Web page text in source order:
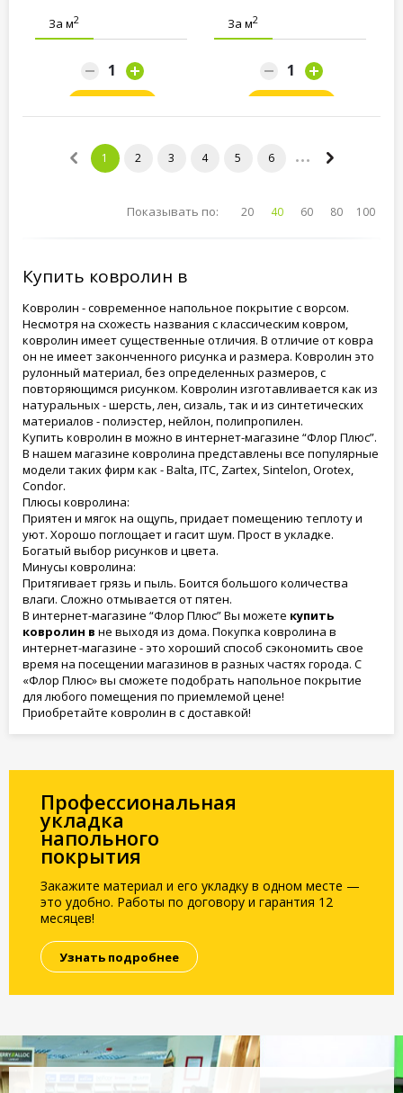
За м2 За м2
1 2 3 4 5 6
Показывать по: 20 40 60 80 100
Купить ковролин в
Ковролин - современное напольное покрытие с ворсом.
Несмотря на схожесть названия с классическим ковром,
ковролин имеет существенные отличия. В отличие от ковра
он не имеет законченного рисунка и размера. Ковролин это
рулонный материал, без определенных размеров, с
повторяющимся рисунком. Ковролин изготавливается как из
натуральных - шерсть, лен, сизаль, так и из синтетических
материалов - полиэстер, нейлон, полипропилен.
Купить ковролин в можно в интернет-магазине “Флор Плюс”.
В нашем магазине ковролина представлены все популярные
модели таких фирм как - Balta, ITC, Zartex, Sintelon, Orotex,
Condor.
Плюсы ковролина:
Приятен и мягок на ощупь, придает помещению теплоту и
уют. Хорошо поглощает и гасит шум. Прост в укладке.
Богатый выбор рисунков и цвета.
Минусы ковролина:
Притягивает грязь и пыль. Боится большого количества
влаги. Сложно отмывается от пятен.
В интернет-магазине “Флор Плюс” Вы можете купить
ковролин в не выходя из дома. Покупка ковролина в
интернет-магазине - это хороший способ сэкономить свое
время на посещении магазинов в разных частях города. С
«Флор Плюс» вы сможете подобрать напольное покрытие
для любого помещения по приемлемой цене!
Приобретайте ковролин в с доставкой!
Профессиональная
укладка
напольного
покрытия
Закажите материал и его укладку в одном месте —
это удобно. Работы по договору и гарантия 12
месяцев!
Узнать подробнее